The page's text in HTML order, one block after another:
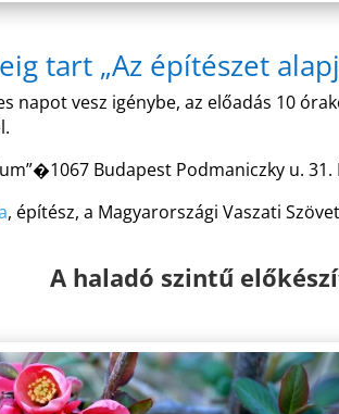
tart „Az építészet
napot vesz igénybe, az előadás 10
1067 Budapest Podmaniczky u.
, építész, a Magyarországi Vaszati
A haladó szintű